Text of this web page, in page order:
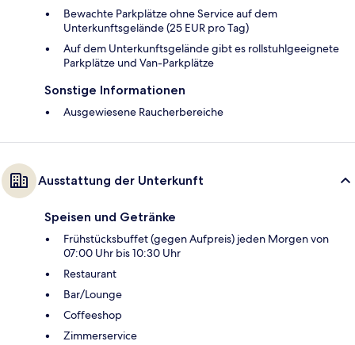
Bewachte Parkplätze ohne Service auf dem
Unterkunftsgelände (25 EUR pro Tag)
Auf dem Unterkunftsgelände gibt es rollstuhlgeeignete
Parkplätze und Van-Parkplätze
Sonstige Informationen
Ausgewiesene Raucherbereiche
Ausstattung der Unterkunft
Speisen und Getränke
Frühstücksbuffet (gegen Aufpreis) jeden Morgen von
07:00 Uhr bis 10:30 Uhr
Restaurant
Bar/Lounge
Coffeeshop
Zimmerservice